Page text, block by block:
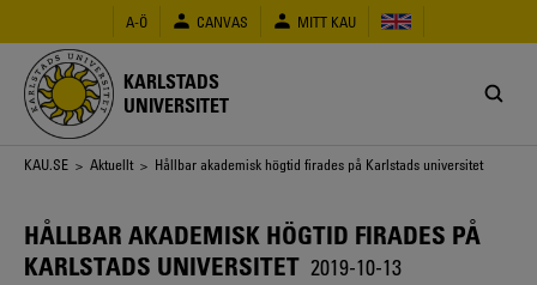
huvudinnehåll
A-Ö CANVAS MITT KAU
KARLSTADS
UNIVERSITET
Länkstig
KAU.SE > Aktuellt > Hållbar akademisk högtid firades på Karlstads universitet
HÅLLBAR AKADEMISK HÖGTID FIRADES PÅ
KARLSTADS UNIVERSITET 2019-10-13